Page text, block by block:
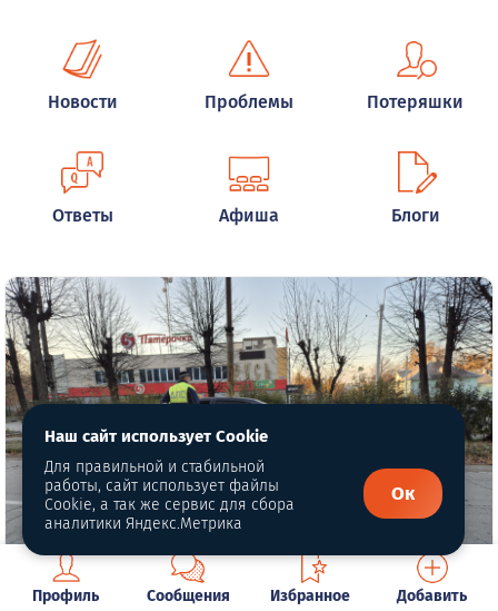
Новости Проблемы Потеряшки
Ответы Афиша Блоги
Профиль Сообщения Избранное Добавить
Наш сайт использует Cookie
Для правильной и стабильной
работы, сайт использует файлы
Cookie, а так же сервис для сбора
аналитики Яндекс.Метрика
Ок